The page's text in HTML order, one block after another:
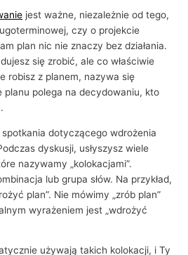
jest ważne, niezależnie od tego,
czy o projekcie
plan nic nie znaczy bez działania.
się zrobić, ale co właściwie
robisz z planem, nazywa się
planu polega na decydowaniu, kto
dotyczącego wdrożenia
dyskusji, usłyszysz wiele
nazywamy „kolokacjami”.
lub grupa słów. Na przykład,
plan”. Nie mówimy „zrób plan”
wyrażeniem jest „wdrożyć
używają takich kolokacji, i Ty